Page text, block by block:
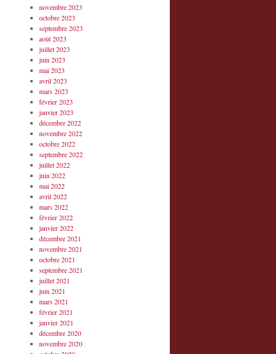
novembre 2023
octobre 2023
septembre 2023
août 2023
juillet 2023
juin 2023
mai 2023
avril 2023
mars 2023
février 2023
janvier 2023
décembre 2022
novembre 2022
octobre 2022
septembre 2022
juillet 2022
juin 2022
mai 2022
avril 2022
mars 2022
février 2022
janvier 2022
décembre 2021
novembre 2021
octobre 2021
septembre 2021
juillet 2021
juin 2021
mars 2021
février 2021
janvier 2021
décembre 2020
novembre 2020